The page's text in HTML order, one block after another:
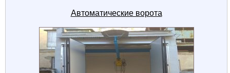
Автоматические ворота